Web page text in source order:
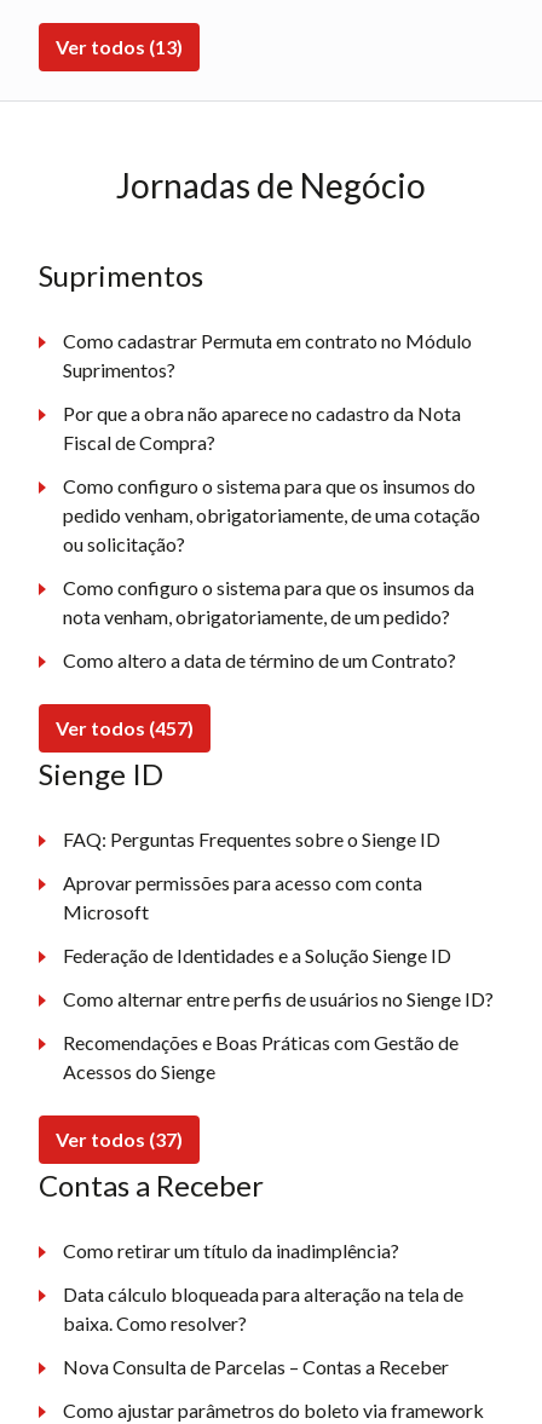
Ver todos (13)
Jornadas de Negócio
Suprimentos
Como cadastrar Permuta em contrato no Módulo
Suprimentos?
Por que a obra não aparece no cadastro da Nota
Fiscal de Compra?
Como configuro o sistema para que os insumos do
pedido venham, obrigatoriamente, de uma cotação
ou solicitação?
Como configuro o sistema para que os insumos da
nota venham, obrigatoriamente, de um pedido?
Como altero a data de término de um Contrato?
Ver todos (457)
Sienge ID
FAQ: Perguntas Frequentes sobre o Sienge ID
Aprovar permissões para acesso com conta
Microsoft
Federação de Identidades e a Solução Sienge ID
Como alternar entre perfis de usuários no Sienge ID?
Recomendações e Boas Práticas com Gestão de
Acessos do Sienge
Ver todos (37)
Contas a Receber
Como retirar um título da inadimplência?
Data cálculo bloqueada para alteração na tela de
baixa. Como resolver?
Nova Consulta de Parcelas – Contas a Receber
Como ajustar parâmetros do boleto via framework